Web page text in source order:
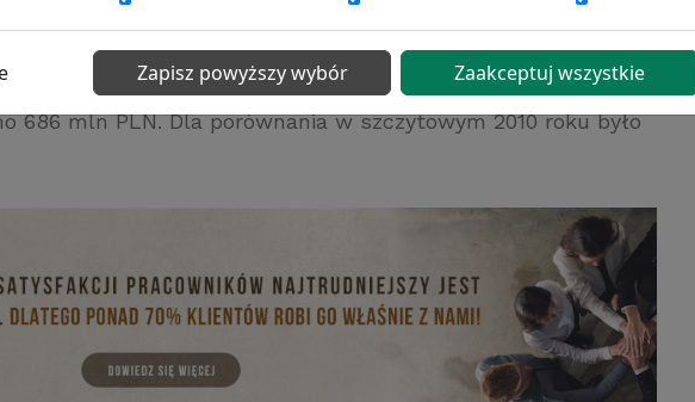
łączne środki pochodzące z Funduszu Pracy i przeznaczone
gospodarczej wyniosły niemal 5,5 mld PLN. W 2012 roku
686 mln PLN. Dla porównania w szczytowym 2010 roku było
Zapisz powyższy wybór Zaakceptuj wszystkie